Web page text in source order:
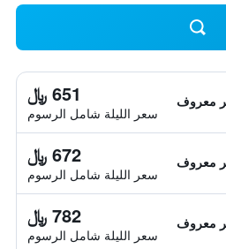
معروف 651 ﷼
سعر الليلة شامل الرسوم
معروف 672 ﷼
سعر الليلة شامل الرسوم
معروف 782 ﷼
سعر الليلة شامل الرسوم